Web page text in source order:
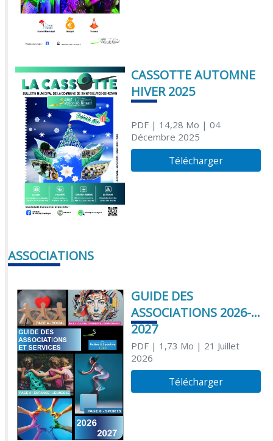
CASSOTTE AUTOMNE
HIVER 2025
PDF| 14,28 Mo | 04
Décembre 2025
Télécharger
ASSOCIATIONS
GUIDE DES
ASSOCIATIONS 2026-
2027
PDF| 1,73 Mo | 21 Juillet
2026
Télécharger